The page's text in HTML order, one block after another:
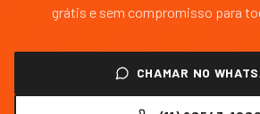
grátis e sem compromisso para
CHAMAR NO